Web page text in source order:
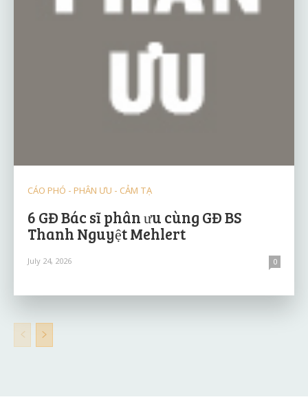
CÁO PHÓ - PHÂN ƯU - CẢM TẠ
6 GĐ Bác sĩ phân ưu cùng GĐ BS
Thanh Nguyệt Mehlert
July 24, 2026 0